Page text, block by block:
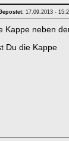
17.09.2013 -
Kappe neben
Du die Kappe